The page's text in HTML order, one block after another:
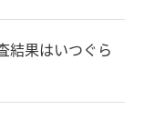
結果はいつぐら